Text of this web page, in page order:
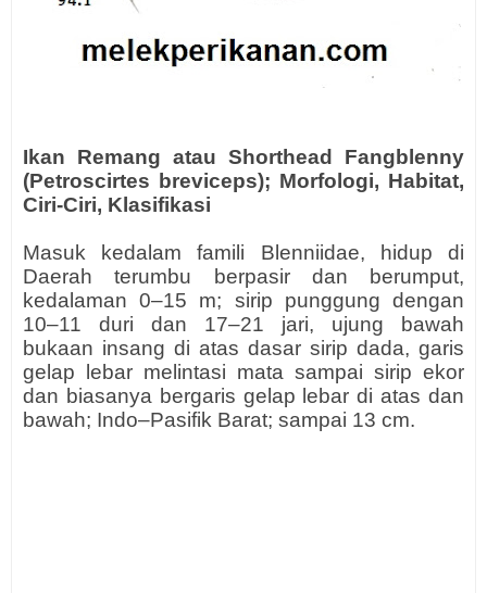
Ikan Remang atau Shorthead Fangblenny
(Petroscirtes breviceps); Morfologi, Habitat,
Ciri-Ciri, Klasifikasi
Masuk kedalam famili Blenniidae, hidup di
Daerah terumbu berpasir dan berumput,
kedalaman 0–15 m; sirip punggung dengan
10–11 duri dan 17–21 jari, ujung bawah
bukaan insang di atas dasar sirip dada, garis
gelap lebar melintasi mata sampai sirip ekor
dan biasanya bergaris gelap lebar di atas dan
bawah; Indo–Pasifik Barat; sampai 13 cm.